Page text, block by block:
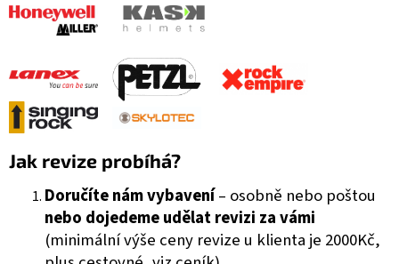
Jak revize probíhá?
Doručíte nám vybavení– osobně nebo poštou
nebo dojedeme udělat revizi za vámi
(minimální výše ceny revize u klienta je 2000Kč,